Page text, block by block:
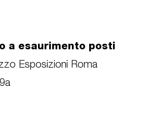
a esaurimento posti
Esposizioni Roma